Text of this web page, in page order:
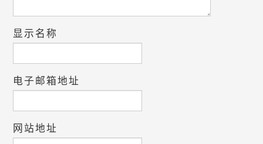
显示名称
电子邮箱地址
网站地址